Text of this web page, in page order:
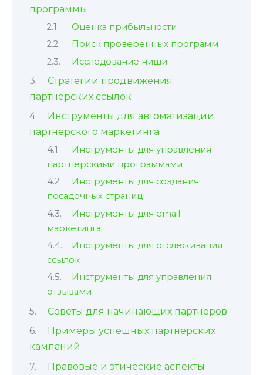
программы
Оценка прибыльности
Поиск проверенных программ
Исследование ниши
Стратегии продвижения
партнерских ссылок
Инструменты для автоматизации
партнерского маркетинга
Инструменты для управления
партнерскими программами
Инструменты для создания
посадочных страниц
Инструменты для email-
маркетинга
Инструменты для отслеживания
ссылок
Инструменты для управления
отзывами
Советы для начинающих партнеров
Примеры успешных партнерских
кампаний
Правовые и этические аспекты